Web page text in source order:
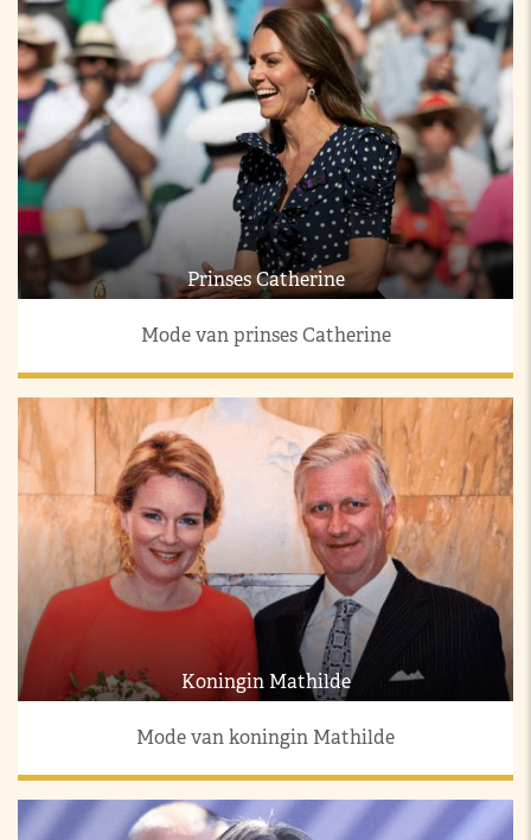
Prinses Catherine
Mode van prinses Catherine
Koningin Mathilde
Mode van koningin Mathilde